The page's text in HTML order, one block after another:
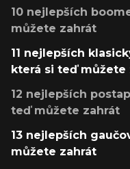
10 nejlepších
můžete zahrát
11 nejlepších
která si teď můžete
12 nejlepších
teď můžete zahrát
13 nejlepších
můžete zahrát